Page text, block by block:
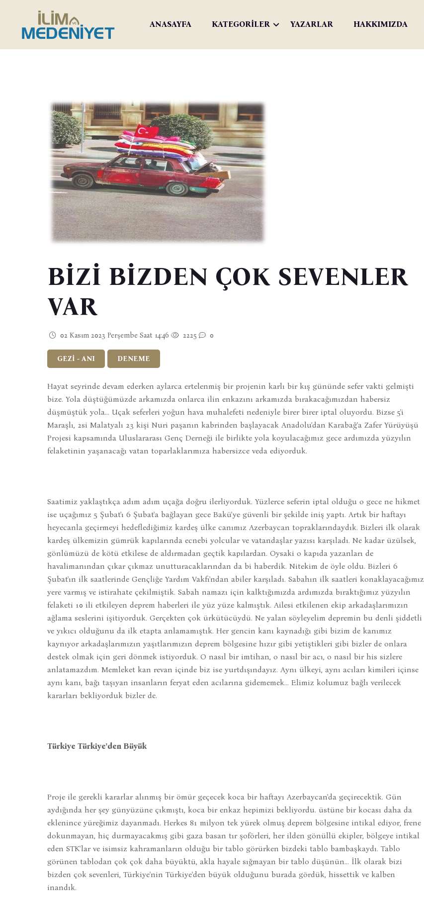
ANASAYFA KATEGORİLER YAZARLAR HAKKIMIZDA
BİZİ BİZDEN ÇOK SEVENLER
VAR
02 Kasım 2023 Perşembe Saat 14:46 2225 0
GEZİ - ANI DENEME
Hayat seyrinde devam ederken aylarca ertelenmiş bir projenin karlı bir kış gününde sefer vakti gelmişti
bize. Yola düştüğümüzde arkamızda onlarca ilin enkazını arkamızda bırakacağımızdan habersiz
düşmüştük yola... Uçak seferleri yoğun hava muhalefeti nedeniyle birer birer iptal oluyordu. Bizse 5'i
Maraşlı, 2si Malatyalı 23 kişi Nuri paşanın kabrinden başlayacak Anadolu'dan Karabağ'a Zafer Yürüyüşü
Projesi kapsamında Uluslararası Genç Derneği ile birlikte yola koyulacağımız gece ardımızda yüzyılın
felaketinin yaşanacağı vatan toparlaklarımıza habersizce veda ediyorduk.
Saatimiz yaklaştıkça adım adım uçağa doğru ilerliyorduk. Yüzlerce seferin iptal olduğu o gece ne hikmet
ise uçağımız 5 Şubat'ı 6 Şubat'a bağlayan gece Bakü'ye güvenli bir şekilde iniş yaptı. Artık bir haftayı
heyecanla geçirmeyi hedeflediğimiz kardeş ülke canımız Azerbaycan topraklarındaydık. Bizleri ilk olarak
kardeş ülkemizin gümrük kapılarında ecnebi yolcular ve vatandaşlar yazısı karşıladı. Ne kadar üzülsek,
gönlümüzü de kötü etkilese de aldırmadan geçtik kapılardan. Oysaki o kapıda yazanları de
havalimanından çıkar çıkmaz unutturacaklarından da bi haberdik. Nitekim de öyle oldu. Bizleri 6
Şubat'ın ilk saatlerinde Gençliğe Yardım Vakfı'ndan abiler karşıladı. Sabahın ilk saatleri konaklayacağımız
yere varmış ve istirahate çekilmiştik. Sabah namazı için kalktığımızda ardımızda bıraktığımız yüzyılın
felaketi 10 ili etkileyen deprem haberleri ile yüz yüze kalmıştık. Ailesi etkilenen ekip arkadaşlarımızın
ağlama seslerini işitiyorduk. Gerçekten çok ürkütücüydü. Ne yalan söyleyelim depremin bu denli şiddetli
ve yıkıcı olduğunu da ilk etapta anlamamıştık. Her gencin kanı kaynadığı gibi bizim de kanımız
kaynıyor arkadaşlarımızın yaşıtlarımızın deprem bölgesine hızır gibi yetiştikleri gibi bizler de onlara
destek olmak için geri dönmek istiyorduk. O nasıl bir imtihan, o nasıl bir acı, o nasıl bir his sizlere
anlatamazdım. Memleket kan revan içinde biz ise yurtdışındayız. Aynı ülkeyi, aynı acıları kimileri içinse
aynı kanı, bağı taşıyan insanların feryat eden acılarına gidememek... Elimiz kolumuz bağlı verilecek
kararları bekliyorduk bizler de.
Türkiye Türkiye'den Büyük
Proje ile gerekli kararlar alınmış bir ömür geçecek koca bir haftayı Azerbaycan'da geçirecektik. Gün
aydığında her şey günyüzüne çıkmıştı, koca bir enkaz hepimizi bekliyordu. üstüne bir kocası daha da
eklenince yüreğimiz dayanmadı. Herkes 81 milyon tek yürek olmuş deprem bölgesine intikal ediyor, frene
dokunmayan, hiç durmayacakmış gibi gaza basan tır şoförleri, her ilden gönüllü ekipler, bölgeye intikal
eden STK'lar ve isimsiz kahramanların olduğu bir tablo görürken bizdeki tablo bambaşkaydı. Tablo
görünen tablodan çok çok daha büyüktü, akla hayale sığmayan bir tablo düşünün... İlk olarak bizi
bizden çok sevenleri, Türkiye'nin Türkiye'den büyük olduğunu burada gördük, hissettik ve kalben
inandık.